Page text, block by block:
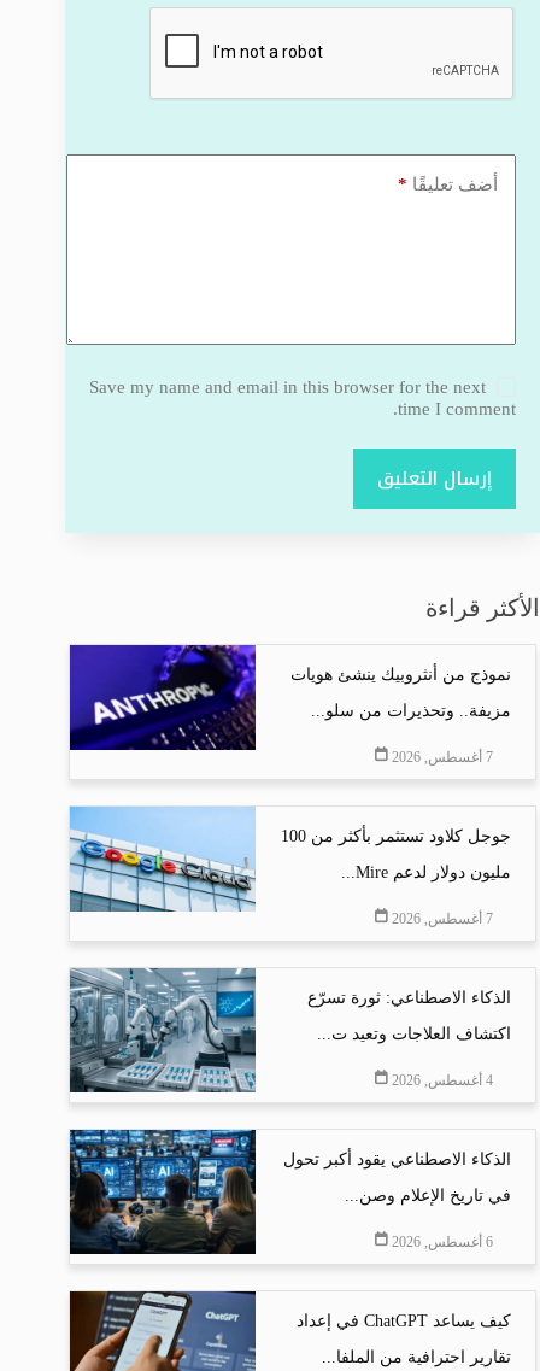
أضف تعليقًا *
Save my name and email in this browser for the next
time I comment.
إرسال التعليق
الأكثر قراءة
نموذج من أنثروبيك ينشئ هويات
مزيفة.. وتحذيرات من سلو...
7 أغسطس, 2026
جوجل كلاود تستثمر بأكثر من 100
مليون دولار لدعم Mire...
7 أغسطس, 2026
الذكاء الاصطناعي: ثورة تسرّع
اكتشاف العلاجات وتعيد ت...
4 أغسطس, 2026
الذكاء الاصطناعي يقود أكبر تحول
في تاريخ الإعلام وصن...
6 أغسطس, 2026
كيف يساعد ChatGPT في إعداد
تقارير احترافية من الملفا...